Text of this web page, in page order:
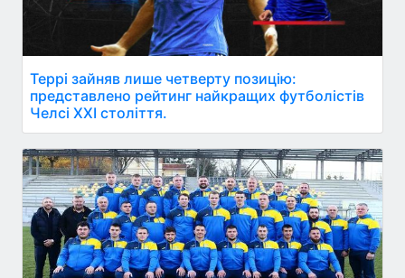
Террі зайняв лише четверту позицію:
представлено рейтинг найкращих футболістів
Челсі XXI століття.